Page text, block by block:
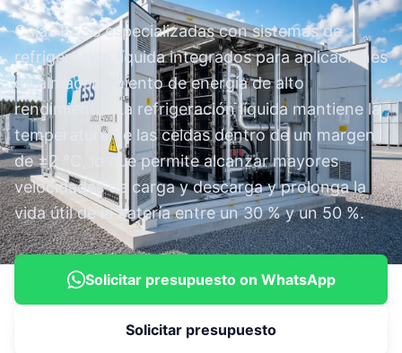
Cajas BESS especializadas con sistemas de
refrigeración líquida integrados para aplicaciones
de almacenamiento de energía de alto
rendimiento. La refrigeración líquida mantiene la
temperatura de las celdas dentro de un margen
de ±2 °C, lo que permite alcanzar mayores
velocidades de carga y descarga y prolonga la
vida útil de la batería entre un 30 % y un 50 %.
Solicitar presupuesto on WhatsApp
Solicitar presupuesto